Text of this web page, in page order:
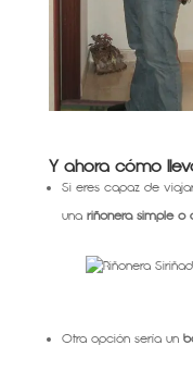
Y ahora cómo
Si eres capaz de
una riñonera simple o
Otra opción sería un